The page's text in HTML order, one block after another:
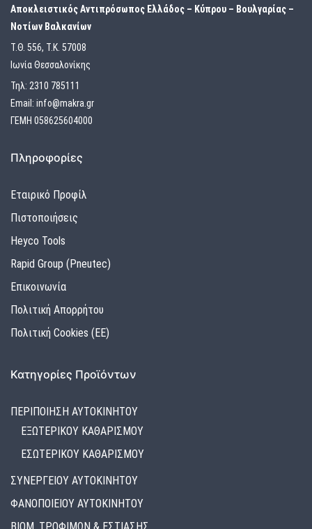
Αποκλειστικός Αντιπρόσωπος Ελλάδος – Κύπρου – Βουλγαρίας –
Νοτίων Βαλκανίων
Τ.Θ. 556, Τ.Κ. 57008
Ιωνία Θεσσαλονίκης
Τηλ: 2310 785111
Email: info@makra.gr
ΓΕΜΗ 058625604000
Πληροφορίες
Εταιρικό Προφίλ
Πιστοποιήσεις
Heyco Tools
Rapid Group (Pneutec)
Επικοινωνία
Πολιτική Απορρήτου
Πολιτική Cookies (ΕΕ)
Κατηγορίες Προϊόντων
ΠΕΡΙΠΟΙΗΣΗ ΑΥΤΟΚΙΝΗΤΟΥ
ΕΞΩΤΕΡΙΚΟΥ ΚΑΘΑΡΙΣΜΟΥ
ΕΣΩΤΕΡΙΚΟΥ ΚΑΘΑΡΙΣΜΟΥ
ΣΥΝΕΡΓΕΙΟΥ ΑΥΤΟΚΙΝΗΤΟΥ
ΦΑΝΟΠΟΙΕΙΟΥ ΑΥΤΟΚΙΝΗΤΟΥ